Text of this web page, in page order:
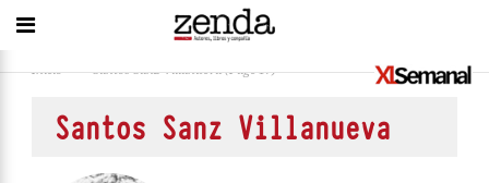
Inicio > Santos Sanz Villanueva(Page 17)
Santos Sanz Villanueva